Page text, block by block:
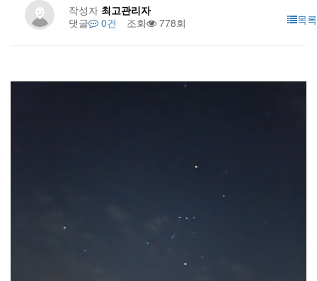
작성자 최고관리자
댓글
0건 조회 778회 목록